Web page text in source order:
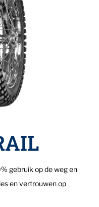
gebruik op de weg en
en vertrouwen op